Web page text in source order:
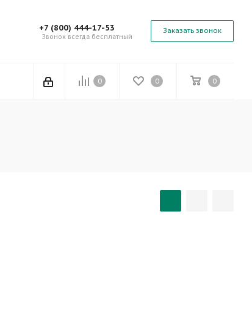
+7 (800) 444-17-53
Звонок всегда бесплатный
Заказать звонок
0 0 0